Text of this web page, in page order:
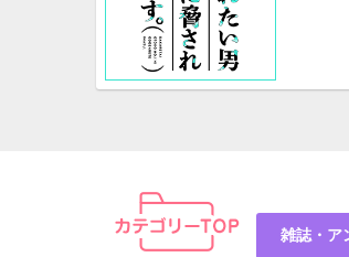
雑誌・ア